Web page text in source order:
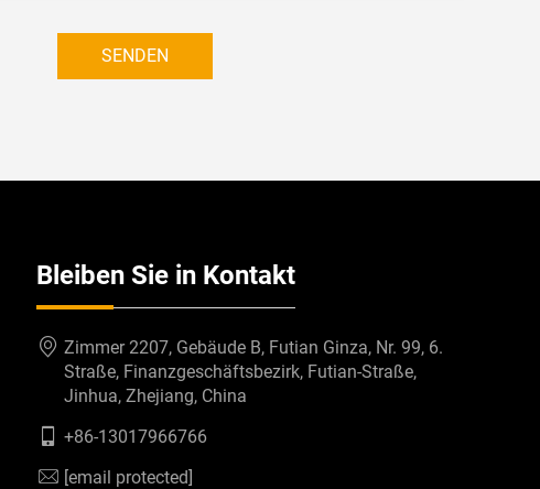
SENDEN
Bleiben Sie in Kontakt
Zimmer 2207, Gebäude B, Futian Ginza, Nr. 99, 6.
Straße, Finanzgeschäftsbezirk, Futian-Straße,
Jinhua, Zhejiang, China
+86-13017966766
[email protected]